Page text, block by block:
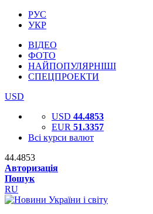
РУС
УКР
ВІДЕО
ФОТО
НАЙПОПУЛЯРНІШІ
СПЕЦПРОЕКТИ
USD
USD 44.4853
EUR 51.3357
Всі курси валют
44.4853
Авторизація
Пошук
RU